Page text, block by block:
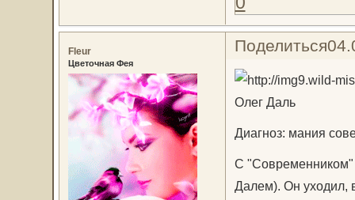
Поделиться
Fleur
Цветочная Фея
Олег Даль
Диагноз: мания
С "Современником"
Далем). Он уходил,